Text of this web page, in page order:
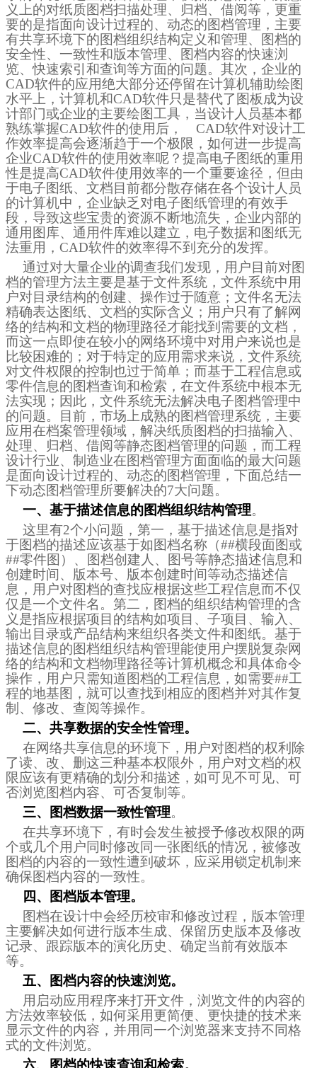
义上的对纸质图档扫描处理、归档、借阅等，更重
要的是指面向设计过程的、动态的图档管理，主要
有共享环境下的图档组织结构定义和管理、图档的
安全性、一致性和版本管理、图档内容的快速浏
览、快速索引和查询等方面的问题。其次，企业的
CAD软件的应用绝大部分还停留在计算机辅助绘图
水平上，计算机和CAD软件只是替代了图板成为设
计部门或企业的主要绘图工具，当设计人员基本都
熟练掌握CAD软件的使用后， CAD软件对设计工
作效率提高会逐渐趋于一个极限，如何进一步提高
企业CAD软件的使用效率呢？提高电子图纸的重用
性是提高CAD软件使用效率的一个重要途径，但由
于电子图纸、文档目前都分散存储在各个设计人员
的计算机中，企业缺乏对电子图纸管理的有效手
段，导致这些宝贵的资源不断地流失，企业内部的
通用图库、通用件库难以建立，电子数据和图纸无
法重用， CAD软件的效率得不到充分的发挥。
通过对大量企业的调查我们发现，用户目前对图
档的管理方法主要是基于文件系统，文件系统中用
户对目录结构的创建、操作过于随意；文件名无法
精确表达图纸、文档的实际含义；用户只有了解网
络的结构和文档的物理路径才能找到需要的文档，
而这一点即使在较小的网络环境中对用户来说也是
比较困难的；对于特定的应用需求来说，文件系统
对文件权限的控制也过于简单；而基于工程信息或
零件信息的图档查询和检索，在文件系统中根本无
法实现；因此，文件系统无法解决电子图档管理中
的问题。目前，市场上成熟的图档管理系统，主要
应用在档案管理领域，解决纸质图档的扫描输入、
处理、归档、借阅等静态图档管理的问题，而工程
设计行业、制造业在图档管理方面面临的最大问题
是面向设计过程的、动态的图档管理，下面总结一
下动态图档管理所要解决的7大问题。
一、基于描述信息的图档组织结构管理。
这里有2个小问题，第一，基于描述信息是指对
于图档的描述应该基于如图档名称（##横段面图或
##零件图）、图档创建人、图号等静态描述信息和
创建时间、版本号、版本创建时间等动态描述信
息，用户对图档的查找应根据这些工程信息而不仅
仅是一个文件名。第二，图档的组织结构管理的含
义是指应根据项目的结构如项目、子项目、输入、
输出目录或产品结构来组织各类文件和图纸。基于
描述信息的图档组织结构管理能使用户摆脱复杂网
络的结构和文档物理路径等计算机概念和具体命令
操作，用户只需知道图档的工程信息，如需要##工
程的地基图，就可以查找到相应的图档并对其作复
制、修改、查阅等操作。
二、共享数据的安全性管理。
在网络共享信息的环境下，用户对图档的权利除
了读、改、删这三种基本权限外，用户对文档的权
限应该有更精确的划分和描述，如可见不可见、可
否浏览图档内容、可否复制等。
三、图档数据一致性管理。
在共享环境下，有时会发生被授予修改权限的两
个或几个用户同时修改同一张图纸的情况，被修改
图档的内容的一致性遭到破坏，应采用锁定机制来
确保图档内容的一致性。
四、图档版本管理。
图档在设计中会经历校审和修改过程，版本管理
主要解决如何进行版本生成、保留历史版本及修改
记录、跟踪版本的演化历史、确定当前有效版本
等。
五、图档内容的快速浏览。
用启动应用程序来打开文件，浏览文件的内容的
方法效率较低，如何采用更简便、更快捷的技术来
显示文件的内容，并用同一个浏览器来支持不同格
式的文件浏览。